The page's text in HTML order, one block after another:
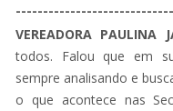
VEREADORA PAULINA
todos. Falou que em
sempre analisando e
o que acontece nas